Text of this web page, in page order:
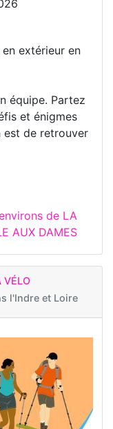
extérieur en
équipe. Partez
et énigmes
est de retrouver
de LA
AUX DAMES
VÉLO
l'Indre et Loire